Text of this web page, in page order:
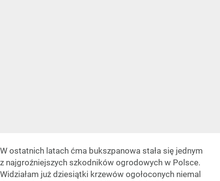
W ostatnich latach ćma bukszpanowa stała się jednym
z najgroźniejszych szkodników ogrodowych w Polsce.
Widziałam już dziesiątki krzewów ogołoconych niemal